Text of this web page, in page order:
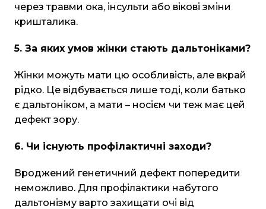
через травми ока, інсульти або вікові зміни
кришталика.
5. За яких умов жінки стають дальтоніками?
Жінки можуть мати цю особливість, але вкрай
рідко. Це відбувається лише тоді, коли батько
є дальтоніком, а мати – носієм чи теж має цей
дефект зору.
6. Чи існують профілактичні заходи?
Вроджений генетичний дефект попередити
неможливо. Для профілактики набутого
дальтонізму варто захищати очі від